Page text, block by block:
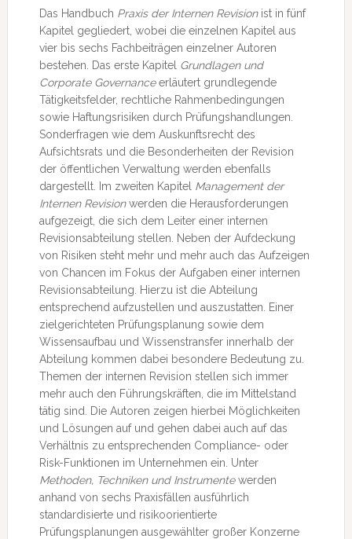
Das Handbuch Praxis der Internen Revisionist in fünf
Kapitel gegliedert, wobei die einzelnen Kapitel aus
vier bis sechs Fachbeiträgen einzelner Autoren
bestehen. Das erste Kapitel Grundlagen und
Corporate Governanceerläutert grundlegende
Tätigkeitsfelder, rechtliche Rahmenbedingungen
sowie Haftungsrisiken durch Prüfungshandlungen.
Sonderfragen wie dem Auskunftsrecht des
Aufsichtsrats und die Besonderheiten der Revision
der öffentlichen Verwaltung werden ebenfalls
dargestellt. Im zweiten Kapitel Management der
Internen Revisionwerden die Herausforderungen
aufgezeigt, die sich dem Leiter einer internen
Revisionsabteilung stellen. Neben der Aufdeckung
von Risiken steht mehr und mehr auch das Aufzeigen
von Chancen im Fokus der Aufgaben einer internen
Revisionsabteilung. Hierzu ist die Abteilung
entsprechend aufzustellen und auszustatten. Einer
zielgerichteten Prüfungsplanung sowie dem
Wissensaufbau und Wissenstransfer innerhalb der
Abteilung kommen dabei besondere Bedeutung zu.
Themen der internen Revision stellen sich immer
mehr auch den Führungskräften, die im Mittelstand
tätig sind. Die Autoren zeigen hierbei Möglichkeiten
und Lösungen auf und gehen dabei auch auf das
Verhältnis zu entsprechenden Compliance- oder
Risk-Funktionen im Unternehmen ein. Unter
Methoden, Techniken und Instrumentewerden
anhand von sechs Praxisfällen ausführlich
standardisierte und risikoorientierte
Prüfungsplanungen ausgewählter großer Konzerne